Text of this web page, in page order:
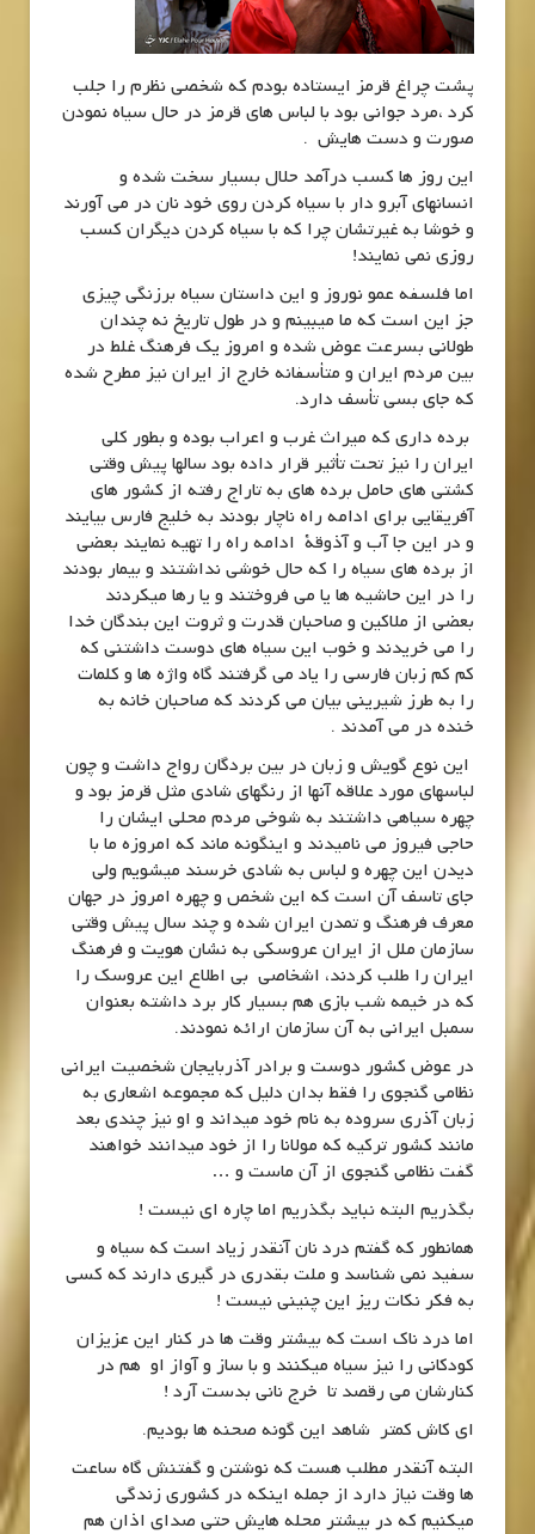
پشت چراغ قرمز ایستاده بودم که شخصی نظرم را جلب
کرد ،مرد جوانی بود با لباس های قرمز در حال سیاه نمودن
صورت و دست هایش .
این روز ها کسب درآمد حلال بسیار سخت شده و
انسانهای آبرو دار با سیاه کردن روی خود نان در می آورند
و خوشا به غیرتشان چرا که با سیاه کردن دیگران کسب
روزی نمی نمایند!
اما فلسفه عمو نوروز و این داستان سیاه برزنگی چیزی
جز این است که ما میبینم و در طول تاریخ نه چندان
طولانی بسرعت عوض شده و امروز یک فرهنگ غلط در
بین مردم ایران و متأسفانه خارج از ایران نیز مطرح شده
که جای بسی تأسف دارد.
برده داری که میراث غرب و اعراب بوده و بطور کلی
ایران را نیز تحت تأثیر قرار داده بود سالها پیش وقتی
کشتی های حامل برده های به تاراج رفته از کشور های
آفریقایی برای ادامه راه ناچار بودند به خلیج فارس بیایند
و در این جا آب و آذوقۀ ادامه راه را تهیه نمایند بعضی
از برده های سیاه را که حال خوشی نداشتند و بیمار بودند
را در این حاشیه ها یا می فروختند و یا رها میکردند
بعضی از ملاکین و صاحبان قدرت و ثروت این بندگان خدا
را می خریدند و خوب این سیاه های دوست داشتنی که
کم کم زبان فارسی را یاد می گرفتند گاه واژه ها و کلمات
را به طرز شیرینی بیان می کردند که صاحبان خانه به
خنده در می آمدند .
این نوع گویش و زبان در بین بردگان رواج داشت و چون
لباسهای مورد علاقه آنها از رنگهای شادی مثل قرمز بود و
چهره سیاهی داشتند به شوخی مردم محلی ایشان را
حاجی فیروز می نامیدند و اینگونه ماند که امروزه ما با
دیدن این چهره و لباس به شادی خرسند میشویم ولی
جای تاسف آن است که این شخص و چهره امروز در جهان
معرف فرهنگ و تمدن ایران شده و چند سال پیش وقتی
سازمان ملل از ایران عروسکی به نشان هویت و فرهنگ
ایران را طلب کردند، اشخاصی بی اطلاع این عروسک را
که در خیمه شب بازی هم بسیار کار برد داشته بعنوان
سمبل ایرانی به آن سازمان ارائه نمودند.
در عوض کشور دوست و برادر آذربایجان شخصیت ایرانی
نظامی گنجوی را فقط بدان دلیل که مجموعه اشعاری به
زبان آذری سروده به نام خود میداند و او نیز چندی بعد
مانند کشور ترکیه که مولانا را از خود میدانند خواهند
گفت نظامی گنجوی از آن ماست و …
بگذریم البته نباید بگذریم اما چاره ای نیست !
همانطور که گفتم درد نان آنقدر زیاد است که سیاه و
سفید نمی شناسد و ملت بقدری در گیری دارند که کسی
به فکر نکات ریز این چنینی نیست !
اما درد ناک است که بیشتر وقت ها در کنار این عزیزان
کودکانی را نیز سیاه میکنند و با ساز و آواز او هم در
کنارشان می رقصد تا خرج نانی بدست آرد !
ای کاش کمتر شاهد این گونه صحنه ها بودیم.
البته آنقدر مطلب هست که نوشتن و گفتنش گاه ساعت
ها وقت نیاز دارد از جمله اینکه در کشوری زندگی
میکنیم که در بیشتر محله هایش حتی صدای اذان هم